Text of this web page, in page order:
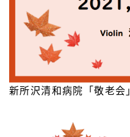
新所沢清和病院「敬老会」